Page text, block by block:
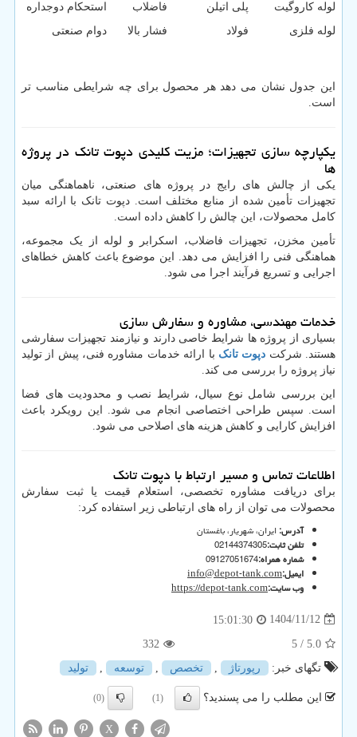
لوله کاروگیت
پلی اتیلن فاضلاب
استحکام دوجداره
لوله فلزی
فولاد فشار بالا دوام صنعتی
این جدول نشان می دهد هر محصول برای چه شرایطی مناسب تر
است.
یکپارچه سازی تجهیزات؛ مزیت کلیدی دپوت تانک در پروژه
ها
یکی از چالش های رایج در پروژه های صنعتی، ناهماهنگی میان
تجهیزات تأمین شده از منابع مختلف است. دپوت تانک با ارائه سبد
کامل محصولات، این چالش را کاهش داده است.
تأمین مخزن، تجهیزات فاضلاب، اسکرابر و لوله از یک مجموعه،
هماهنگی فنی را افزایش می دهد. این موضوع باعث کاهش خطاهای
اجرایی و تسریع فرآیند اجرا می شود.
خدمات مهندسی، مشاوره و سفارش سازی
بسیاری از پروژه ها شرایط خاصی دارند و نیازمند تجهیزات سفارشی
هستند. شرکت دپوت تانک با ارائه خدمات مشاوره فنی، پیش از تولید
نیاز پروژه را بررسی می کند.
این بررسی شامل نوع سیال، شرایط نصب و محدودیت های فضا
است. سپس طراحی اختصاصی انجام می شود. این رویکرد باعث
افزایش کارایی و کاهش هزینه های اصلاحی می شود.
اطلاعات تماس و مسیر ارتباط با دپوت تانک
برای دریافت مشاوره تخصصی، استعلام قیمت یا ثبت سفارش
محصولات می توان از راه های ارتباطی زیر استفاده کرد:
آدرس:ایران، شهریار، باغستان
تلفن ثابت:
02144374305
شماره همراه:
09127051674
ایمیل:
info@depot-tank.com
وب سایت:
https://depot-tank.com
1404/11/12
15:01:30
5.0
/ 5
332
تگهای خبر:
رپورتاژ , تخصص , توسعه , تولید
این مطلب را می پسندید؟ (1)
(0)
X